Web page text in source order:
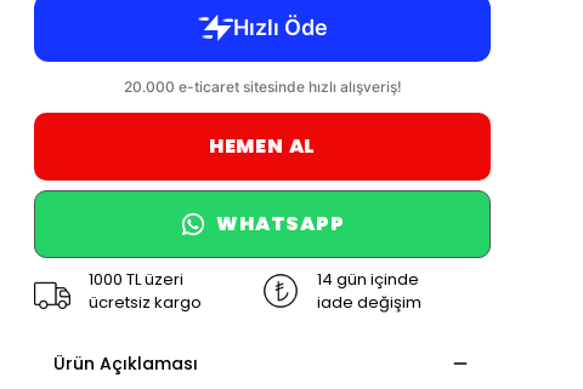
HEMEN AL
WHATSAPP
1000 TL üzeri
ücretsiz kargo
14 gün içinde
iade değişim
Ürün Açıklaması